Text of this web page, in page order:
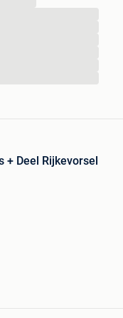
+ Deel Rijkevorsel